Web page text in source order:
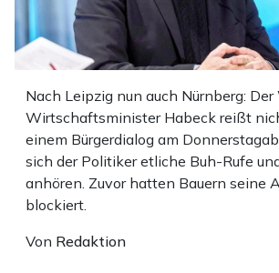
Nach Leipzig nun auch Nürnberg:
Wirtschaftsminister Habeck reißt
einem Bürgerdialog am
sich der Politiker etliche Buh-Rufe
anhören. Zuvor hatten Bauern seine
blockiert.
Von Redaktion